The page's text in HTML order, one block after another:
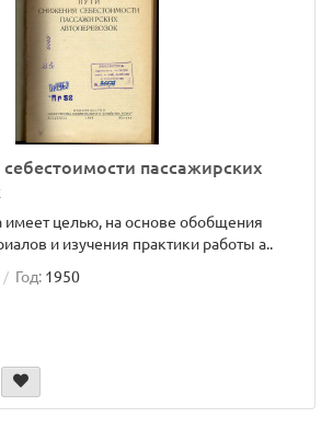
пассажирских
имеет целью, на основе обобщения
и изучения практики работы а..
Год: 1950